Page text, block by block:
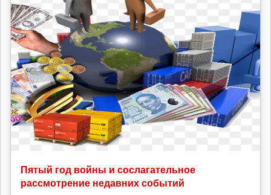
Пятый год войны и сослагательное
рассмотрение недавних событий